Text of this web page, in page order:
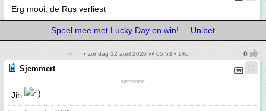
Erg mooi, de Rus verliest
Speel mee met Lucky Day en win! Unibet
• zondag 12 april 2026 @ 05:53 • 146
Sjemmert
sjemmert
Jiri